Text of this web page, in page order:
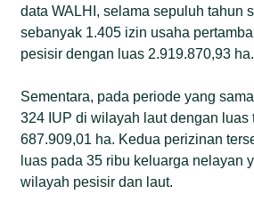
data WALHI, selama sepuluh tahun
sebanyak 1.405 izin usaha
pesisir dengan luas 2.919.870,93 ha.
Sementara, pada periode yang
324 IUP di wilayah laut dengan luas
687.909,01 ha. Kedua perizinan
luas pada 35 ribu keluarga nelayan
wilayah pesisir dan laut.